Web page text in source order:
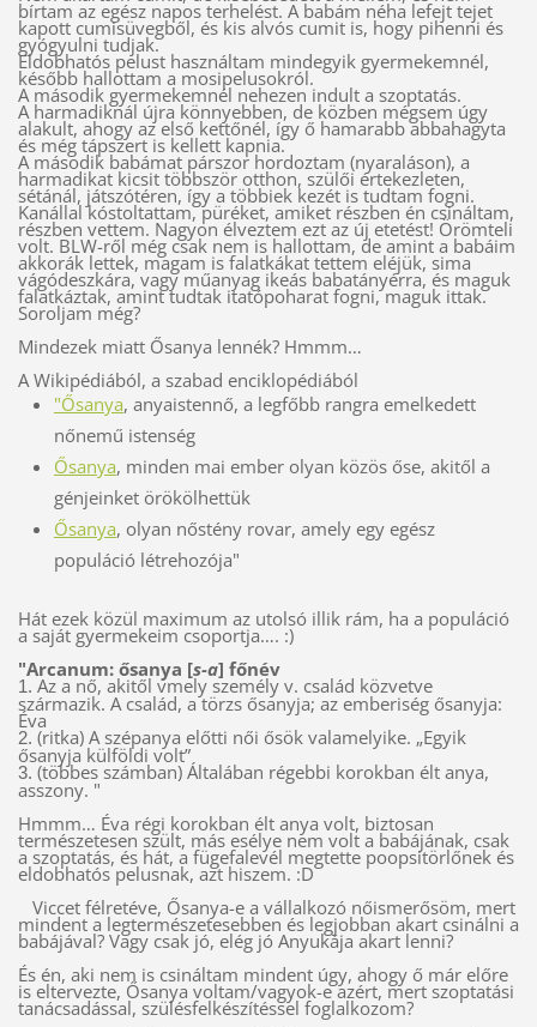
bírtam az egész napos terhelést. A babám néha lefejt tejet
kapott cumisüvegből, és kis alvós cumit is, hogy pihenni és
gyógyulni tudjak.
Eldobhatós pelust használtam mindegyik gyermekemnél,
később hallottam a mosipelusokról.
A második gyermekemnél nehezen indult a szoptatás.
A harmadiknál újra könnyebben, de közben mégsem úgy
alakult, ahogy az első kettőnél, így ő hamarabb abbahagyta
és még tápszert is kellett kapnia.
A második babámat párszor hordoztam (nyaraláson), a
harmadikat kicsit többször otthon, szülői értekezleten,
sétánál, játszótéren, így a többiek kezét is tudtam fogni.
Kanállal kóstoltattam, püréket, amiket részben én csináltam,
részben vettem. Nagyon élveztem ezt az új etetést! Örömteli
volt. BLW-ről még csak nem is hallottam, de amint a babáim
akkorák lettek, magam is falatkákat tettem eléjük, sima
vágódeszkára, vagy műanyag ikeás babatányérra, és maguk
falatkáztak, amint tudtak itatópoharat fogni, maguk ittak.
Soroljam még?
Mindezek miatt Ősanya lennék? Hmmm…
A Wikipédiából, a szabad enciklopédiából
"Ősanya, anyaistennő, a legfőbb rangra emelkedett
nőnemű istenség
Ősanya, minden mai ember olyan közös őse, akitől a
génjeinket örökölhettük
Ősanya, olyan nőstény rovar, amely egy egész
populáció létrehozója"
Hát ezek közül maximum az utolsó illik rám, ha a populáció
a saját gyermekeim csoportja…. :)
"Arcanum: ősanya [s-a] főnév
1. Az a nő, akitől vmely személy v. család közvetve
származik. A család, a törzs ősanyja; az emberiség ősanyja:
Éva
2. (ritka) A szépanya előtti női ősök valamelyike. „Egyik
ősanyja külföldi volt”
3. (többes számban) Általában régebbi korokban élt anya,
asszony. "
Hmmm… Éva régi korokban élt anya volt, biztosan
természetesen szült, más esélye nem volt a babájának, csak
a szoptatás, és hát, a fügefalevél megtette poopsitörlőnek és
eldobhatós pelusnak, azt hiszem. :D
Viccet félretéve, Ősanya-e a vállalkozó nőismerősöm, mert
mindent a legtermészetesebben és legjobban akart csinálni a
babájával? Vagy csak jó, elég jó Anyukája akart lenni?
És én, aki nem is csináltam mindent úgy, ahogy ő már előre
is eltervezte, Ősanya voltam/vagyok-e azért, mert szoptatási
tanácsadással, szülésfelkészítéssel foglalkozom?